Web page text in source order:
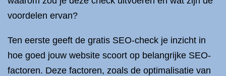
voordelen ervan?
Ten eerste geeft de gratis SEO-check je inzicht in
hoe goed jouw website scoort op belangrijke SEO-
factoren. Deze factoren, zoals de optimalisatie van